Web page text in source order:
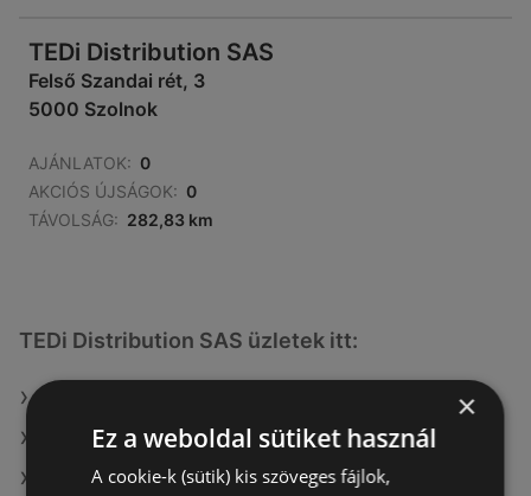
TEDi Distribution SAS
Felső Szandai rét, 3
5000 Szolnok
AJÁNLATOK: 0
AKCIÓS ÚJSÁGOK: 0
TÁVOLSÁG: 282,83 km
TEDi Distribution SAS üzletek itt:
TEDi Distribution SAS itt: Székesfehérvári
TEDi Distribution SAS itt: Kazincbarcikai
×
Ez a weboldal sütiket használ
A cookie-k (sütik) kis szöveges fájlok,